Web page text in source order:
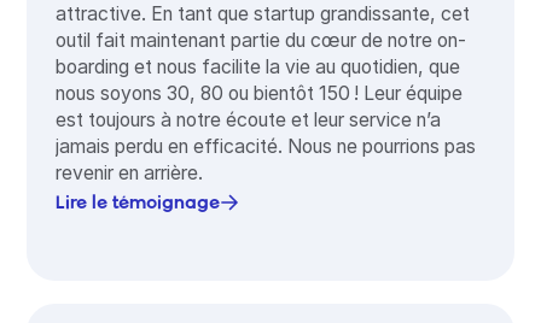
attractive. En tant que startup grandissante, cet
outil fait maintenant partie du cœur de notre on-
boarding et nous facilite la vie au quotidien, que
nous soyons 30, 80 ou bientôt 150 ! Leur équipe
est toujours à notre écoute et leur service n’a
jamais perdu en efficacité. Nous ne pourrions pas
revenir en arrière.
Lire le témoignage